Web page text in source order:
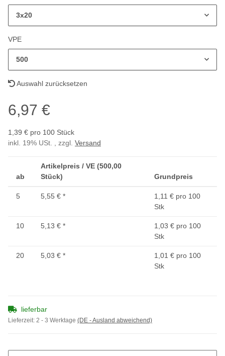
3x20
VPE
500
Auswahl zurücksetzen
6,97 €
1,39 € pro 100 Stück
inkl. 19% USt. , zzgl. Versand
ab
Artikelpreis / VE (500,00
Stück)
Grundpreis
5 5,55 € *
1,11 € pro 100
Stk
10 5,13 € *
1,03 € pro 100
Stk
20 5,03 € *
1,01 € pro 100
Stk
lieferbar
Lieferzeit: 2 - 3 Werktage (DE - Ausland abweichend)